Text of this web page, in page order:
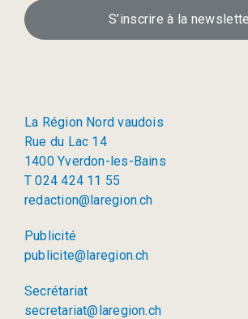
S’inscrire à la
La Région Nord vaudois
Rue du Lac 14
1400 Yverdon-les-Bains
T 024 424 11 55
redaction@laregion.ch
Publicité
publicite@laregion.ch
Secrétariat
secretariat@laregion.ch